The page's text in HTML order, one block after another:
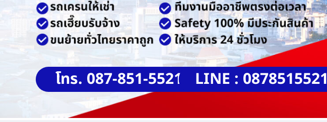
โทร. 087-851-5521 LINE : 0878515521